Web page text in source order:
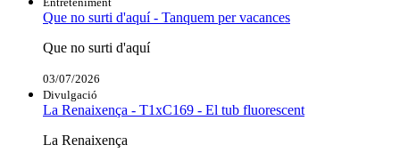
Que no surti d'aquí - Tanquem per vacances
Que no surti d'aquí
03/07/2026
Divulgació
La Renaixença - T1xC169 - El tub fluorescent
La Renaixença